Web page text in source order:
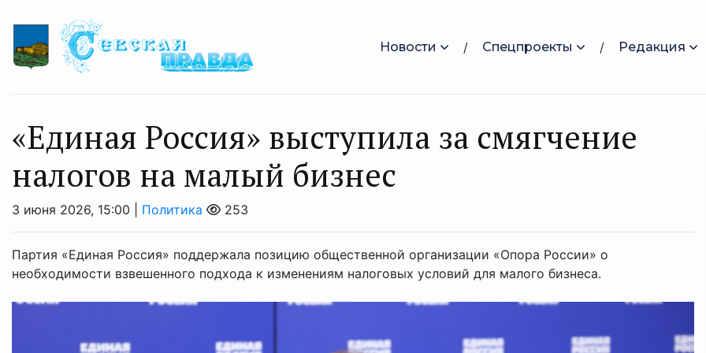
Новости Спецпроекты Редакция
«Единая Россия» выступила за смягчение
налогов на малый бизнес
3 июня 2026, 15:00 | Политика 253
Партия «Единая Россия» поддержала позицию общественной организации «Опора России» о
необходимости взвешенного подхода к изменениям налоговых условий для малого бизнеса.